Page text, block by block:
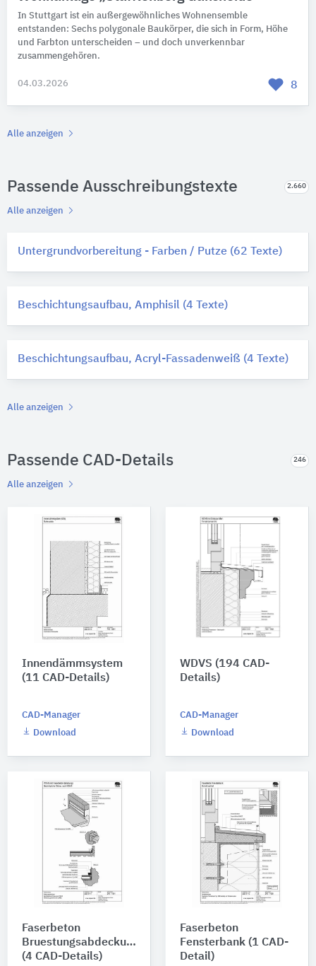
In Stuttgart ist ein außergewöhnliches Wohnensemble
entstanden: Sechs polygonale Baukörper, die sich in Form, Höhe
und Farbton unterscheiden – und doch unverkennbar
zusammengehören.
04.03.2026 8
Alle anzeigen
Passende Ausschreibungstexte 2.660
Alle anzeigen
Untergrundvorbereitung - Farben / Putze (62 Texte)
Beschichtungsaufbau, Amphisil (4 Texte)
Beschichtungsaufbau, Acryl-Fassadenweiß (4 Texte)
Alle anzeigen
Passende CAD-Details 246
Alle anzeigen
Innendämmsystem
(11 CAD-Details)
CAD-Manager
Download
WDVS (194 CAD-
Details)
CAD-Manager
Download
Faserbeton
Bruestungsabdeckung
(4 CAD-Details)
Faserbeton
Fensterbank (1 CAD-
Detail)